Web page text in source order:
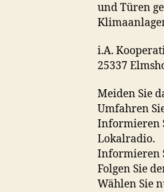
und Türen
i.A.
25337
Meiden Sie
Umfahren
Informieren
Lokalradio.
Informieren
Folgen Sie
Wählen Sie